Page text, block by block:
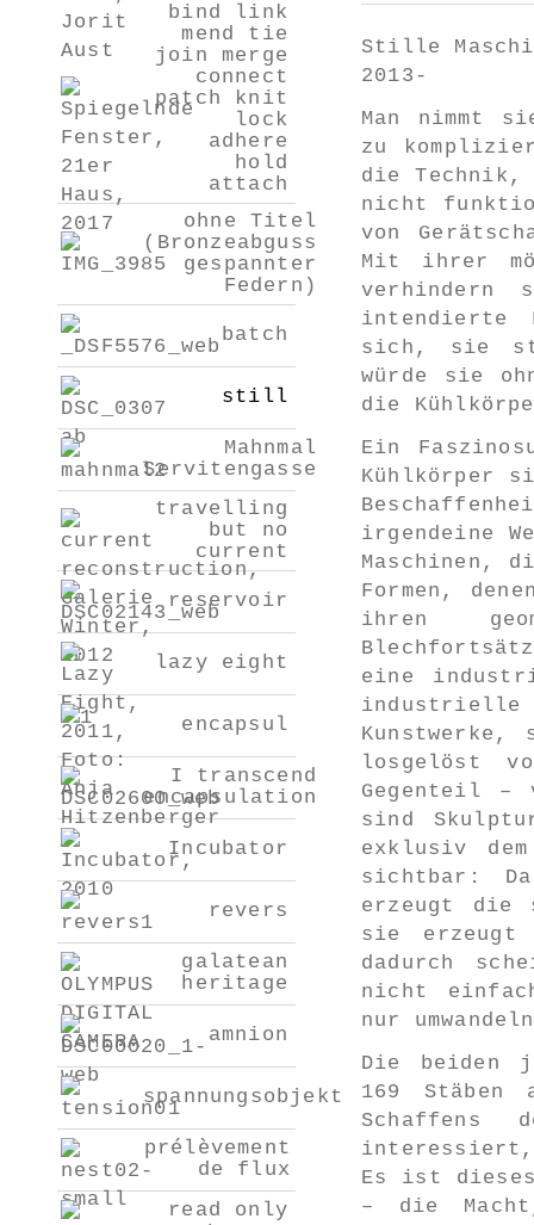
bind link
mend tie
join merge
connect
patch knit
lock
adhere
hold
attach
ohne Titel
(Bronzeabguss
gespannter
Federn)
batch
still
Mahnmal
Servitengasse
travelling
but no
current
reservoir
lazy eight
encapsul
I transcend
encapsulation
Incubator
revers
galatean
heritage
amnion
spannungsobjekt
prélèvement
de flux
read only
Stille
2013-
Man nimmt
zu
die Technik,
nicht
von
Mit ihrer
verhindern
intendierte
sich, sie
würde sie
die
Ein
Kühlkörper
irgendeine
Maschinen,
Formen,
ihren
eine
industrielle
losgelöst
Gegenteil –
sind
exklusiv dem
sichtbar:
erzeugt die
sie erzeugt
dadurch
nicht
nur
Die beiden
169 Stäben
Schaffens
interessiert,
Es ist
– die